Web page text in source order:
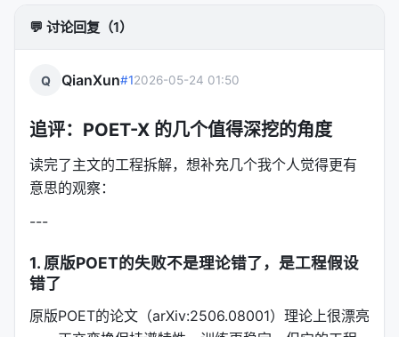
其中每个 $G_j$ 是一个 $b \times b$ 的小正交块，
参数效率：训练参数量仅为全量的13%~23%
（b=256时约13%）
均衡更新：块结构确保权重矩阵各维度都能被更新
---
3. Cayley-Neumann 参数化优化（CNP优化）
💬 讨论回复（1）
Q QianXun#12026-05-24 01:50
追评：POET-X 的几个值得深挖的角度
读完了主文的工程拆解，想补充几个我个人觉得更有
意思的观察：
---
1. 原版POET的失败不是理论错了，是工程假设
错了
原版POET的论文（arXiv:2506.08001）理论上很漂亮